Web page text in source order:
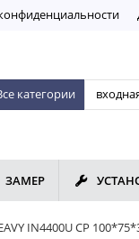
категории
ЗАМЕР
IN4400U CP